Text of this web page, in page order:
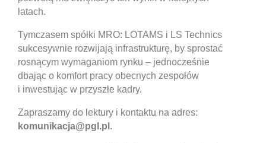
latach.
Tymczasem spółki MRO: LOTAMS i LS Technics
sukcesywnie rozwijają infrastrukturę, by sprostać
rosnącym wymaganiom rynku – jednocześnie
dbając o komfort pracy obecnych zespołów
i inwestując w przyszłe kadry.
Zapraszamy do lektury i kontaktu na adres:
komunikacja@pgl.pl .